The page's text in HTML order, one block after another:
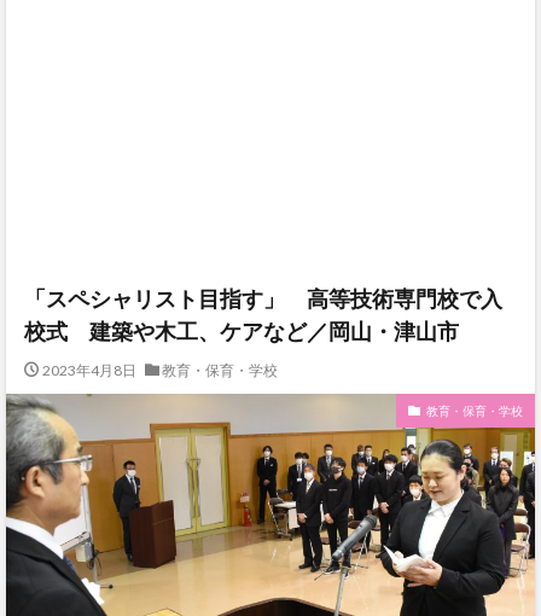
「スペシャリスト目指す」 高等技術専門校で入
校式 建築や木工、ケアなど／岡山・津山市
2023年4月8日 教育・保育・学校
教育・保育・学校